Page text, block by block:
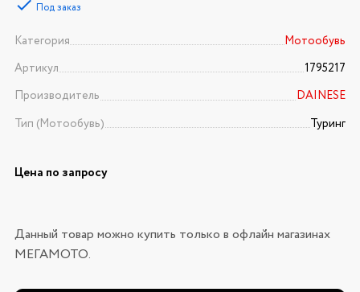
Под заказ
Категория
Мотообувь
Артикул
1795217
Производитель
DAINESE
Тип (Мотообувь)
Туринг
Цена по запросу
Данный товар можно купить только в офлайн магазинах
МЕГАМОТО.